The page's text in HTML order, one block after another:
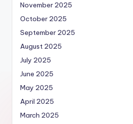
November 2025
October 2025
September 2025
August 2025
July 2025
June 2025
May 2025
April 2025
March 2025